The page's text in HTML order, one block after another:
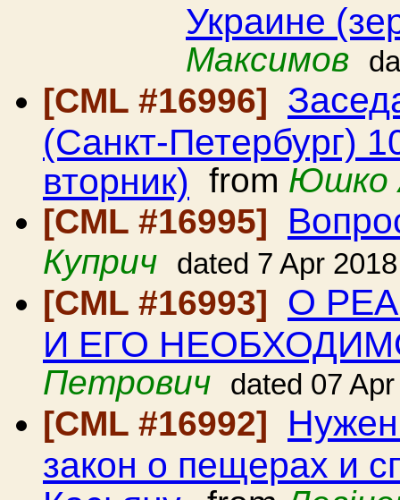
Украине
Максимов
[CML #16996]
(Санкт-Петербург)
вторник) from Юшко
[CML #16995]
Куприч dated 7 Apr 2018
[CML #16993] О
И ЕГО
Петрович
dated 07
[CML #16992]
закон о пещерах и